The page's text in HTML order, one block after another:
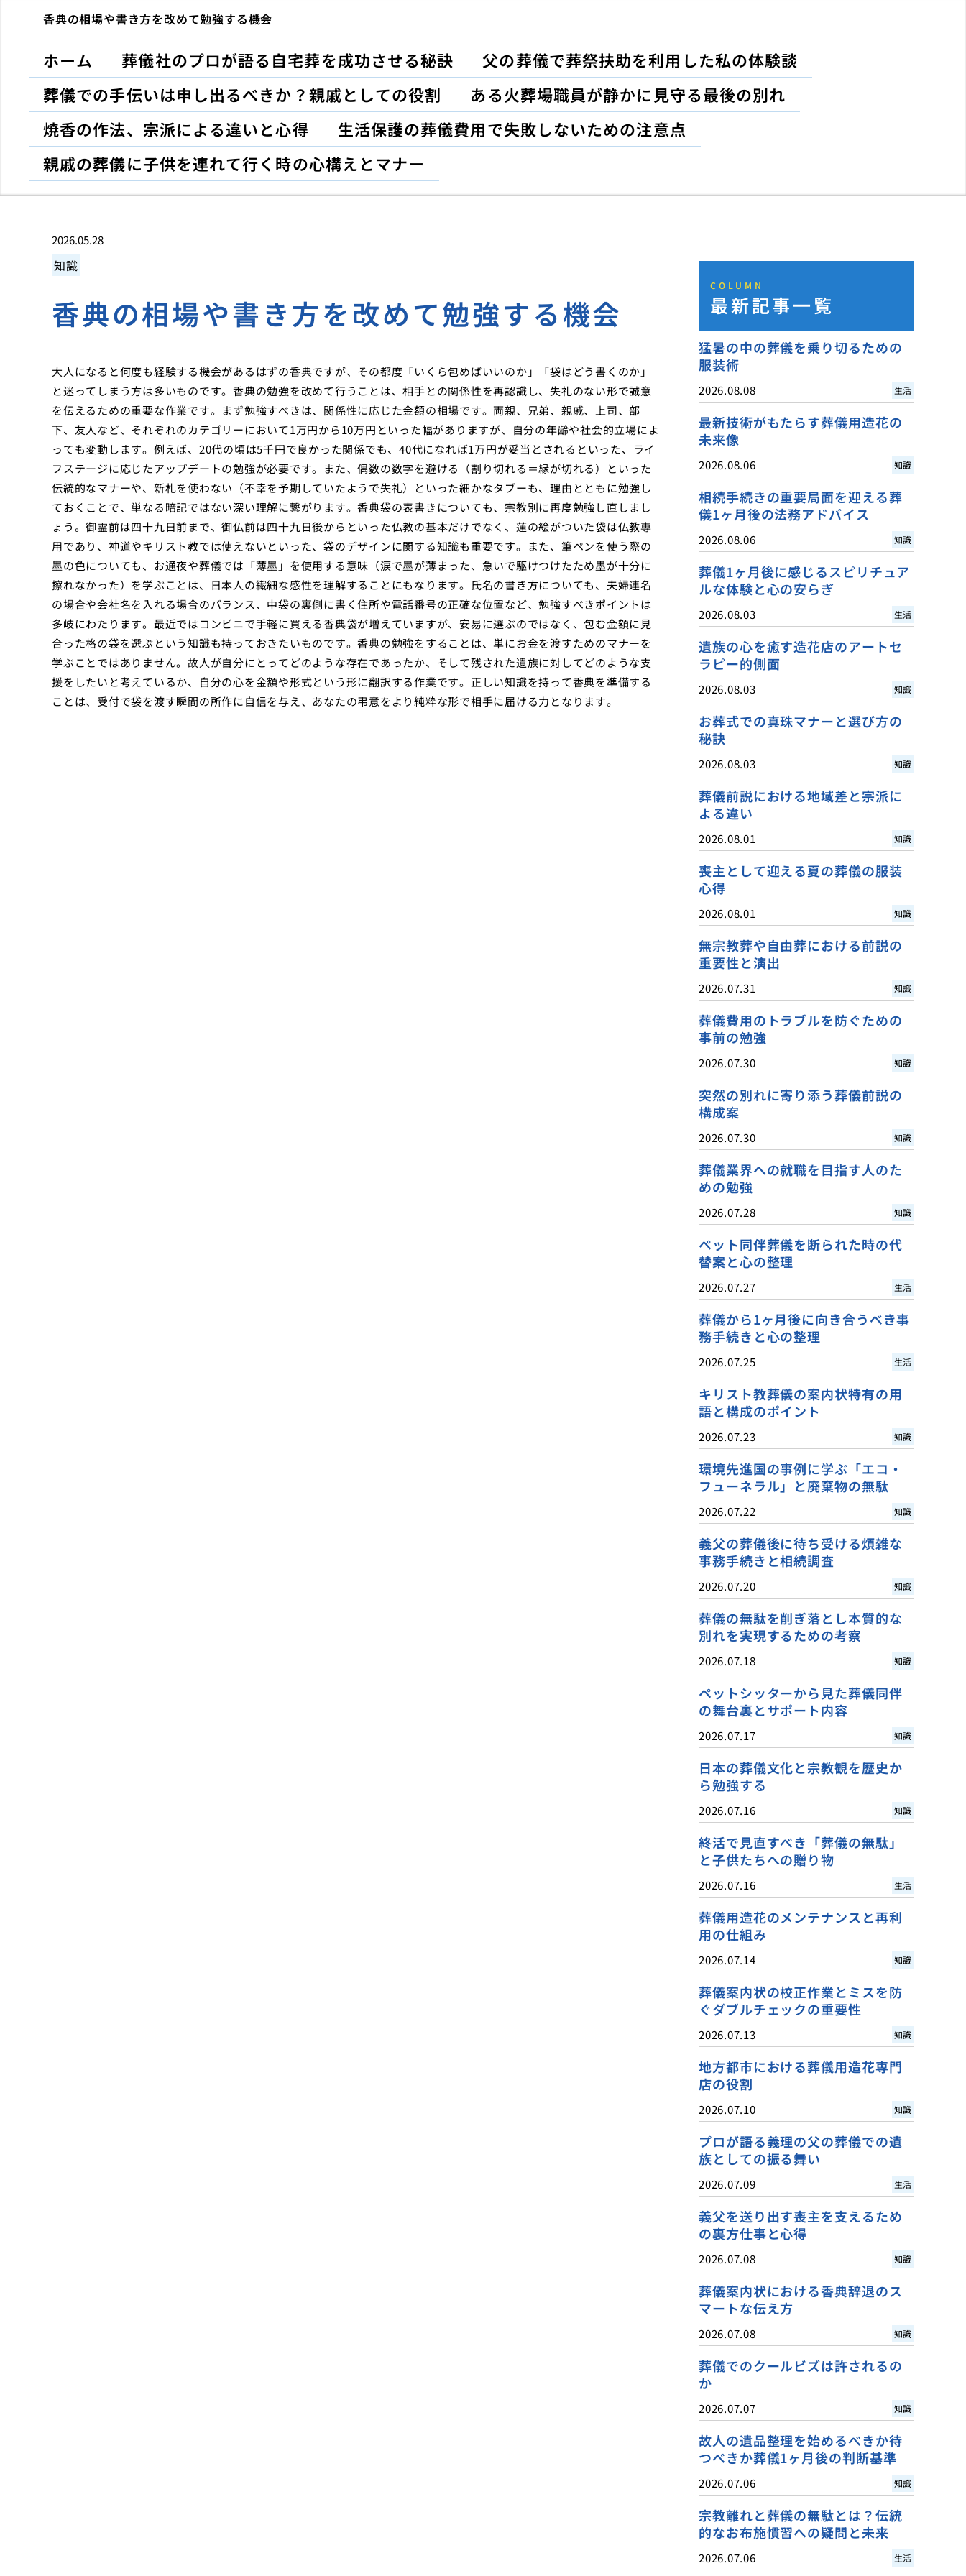
香典の相場や書き方を改めて勉強する機会
ホーム 葬儀社のプロが語る自宅葬を成功させる秘訣
父の葬儀で葬祭扶助を利用した私の体験談
葬儀での手伝いは申し出るべきか？親戚としての役割
ある火葬場職員が静かに見守る最後の別れ
焼香の作法、宗派による違いと心得
生活保護の葬儀費用で失敗しないための注意点
親戚の葬儀に子供を連れて行く時の心構えとマナー
2026.05.28
知識
香典の相場や書き方を改めて勉強する機会
大人になると何度も経験する機会があるはずの香典ですが、その都度「いくら包めばいいのか」「袋はどう書くのか」
と迷ってしまう方は多いものです。香典の勉強を改めて行うことは、相手との関係性を再認識し、失礼のない形で誠意
を伝えるための重要な作業です。まず勉強すべきは、関係性に応じた金額の相場です。両親、兄弟、親戚、上司、部
下、友人など、それぞれのカテゴリーにおいて1万円から10万円といった幅がありますが、自分の年齢や社会的立場によ
っても変動します。例えば、20代の頃は5千円で良かった関係でも、40代になれば1万円が妥当とされるといった、ライ
フステージに応じたアップデートの勉強が必要です。また、偶数の数字を避ける（割り切れる＝縁が切れる）といった
伝統的なマナーや、新札を使わない（不幸を予期していたようで失礼）といった細かなタブーも、理由とともに勉強し
ておくことで、単なる暗記ではない深い理解に繋がります。香典袋の表書きについても、宗教別に再度勉強し直しまし
ょう。御霊前は四十九日前まで、御仏前は四十九日後からといった仏教の基本だけでなく、蓮の絵がついた袋は仏教専
用であり、神道やキリスト教では使えないといった、袋のデザインに関する知識も重要です。また、筆ペンを使う際の
墨の色についても、お通夜や葬儀では「薄墨」を使用する意味（涙で墨が薄まった、急いで駆けつけたため墨が十分に
擦れなかった）を学ぶことは、日本人の繊細な感性を理解することにもなります。氏名の書き方についても、夫婦連名
の場合や会社名を入れる場合のバランス、中袋の裏側に書く住所や電話番号の正確な位置など、勉強すべきポイントは
多岐にわたります。最近ではコンビニで手軽に買える香典袋が増えていますが、安易に選ぶのではなく、包む金額に見
合った格の袋を選ぶという知識も持っておきたいものです。香典の勉強をすることは、単にお金を渡すためのマナーを
学ぶことではありません。故人が自分にとってどのような存在であったか、そして残された遺族に対してどのような支
援をしたいと考えているか、自分の心を金額や形式という形に翻訳する作業です。正しい知識を持って香典を準備する
ことは、受付で袋を渡す瞬間の所作に自信を与え、あなたの弔意をより純粋な形で相手に届ける力となります。
COLUMN
最新記事一覧
猛暑の中の葬儀を乗り切るための
服装術
2026.08.08 生活
最新技術がもたらす葬儀用造花の
未来像
2026.08.06 知識
相続手続きの重要局面を迎える葬
儀1ヶ月後の法務アドバイス
2026.08.06 知識
葬儀1ヶ月後に感じるスピリチュア
ルな体験と心の安らぎ
2026.08.03 生活
遺族の心を癒す造花店のアートセ
ラピー的側面
2026.08.03 知識
お葬式での真珠マナーと選び方の
秘訣
2026.08.03 知識
葬儀前説における地域差と宗派に
よる違い
2026.08.01 知識
喪主として迎える夏の葬儀の服装
心得
2026.08.01 知識
無宗教葬や自由葬における前説の
重要性と演出
2026.07.31 知識
葬儀費用のトラブルを防ぐための
事前の勉強
2026.07.30 知識
突然の別れに寄り添う葬儀前説の
構成案
2026.07.30 知識
葬儀業界への就職を目指す人のた
めの勉強
2026.07.28 知識
ペット同伴葬儀を断られた時の代
替案と心の整理
2026.07.27 生活
葬儀から1ヶ月後に向き合うべき事
務手続きと心の整理
2026.07.25 生活
キリスト教葬儀の案内状特有の用
語と構成のポイント
2026.07.23 知識
環境先進国の事例に学ぶ「エコ・
フューネラル」と廃棄物の無駄
2026.07.22 知識
義父の葬儀後に待ち受ける煩雑な
事務手続きと相続調査
2026.07.20 知識
葬儀の無駄を削ぎ落とし本質的な
別れを実現するための考察
2026.07.18 知識
ペットシッターから見た葬儀同伴
の舞台裏とサポート内容
2026.07.17 知識
日本の葬儀文化と宗教観を歴史か
ら勉強する
2026.07.16 知識
終活で見直すべき「葬儀の無駄」
と子供たちへの贈り物
2026.07.16 生活
葬儀用造花のメンテナンスと再利
用の仕組み
2026.07.14 知識
葬儀案内状の校正作業とミスを防
ぐダブルチェックの重要性
2026.07.13 知識
地方都市における葬儀用造花専門
店の役割
2026.07.10 知識
プロが語る義理の父の葬儀での遺
族としての振る舞い
2026.07.09 生活
義父を送り出す喪主を支えるため
の裏方仕事と心得
2026.07.08 知識
葬儀案内状における香典辞退のス
マートな伝え方
2026.07.08 知識
葬儀でのクールビズは許されるの
か
2026.07.07 知識
故人の遺品整理を始めるべきか待
つべきか葬儀1ヶ月後の判断基準
2026.07.06 知識
宗教離れと葬儀の無駄とは？伝統
的なお布施慣習への疑問と未来
2026.07.06 生活